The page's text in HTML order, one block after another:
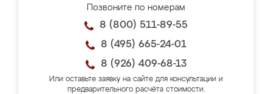
Позвоните по номерам
8 (800) 511-89-55
8 (495) 665-24-01
8 (926) 409-68-13
Или оставьте заявку на сайте для консультации и
предварительного расчёта стоимости.